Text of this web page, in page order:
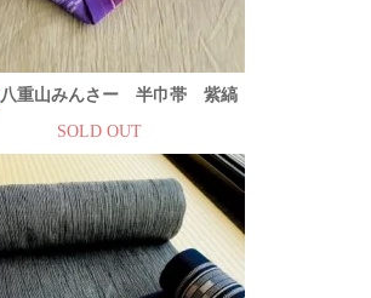
八重山みんさー 半巾帯 紫縞
SOLD OUT